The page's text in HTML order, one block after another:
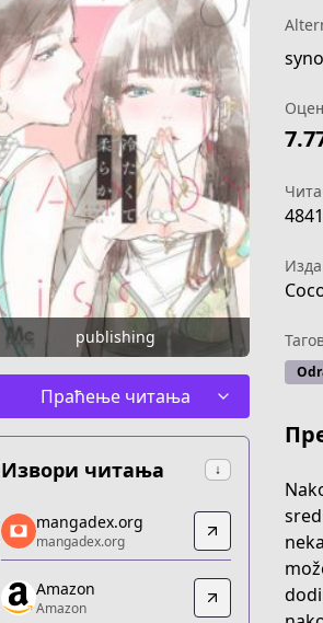
publishing
Праћење читања
Извори читања ↓
mangadex.org
mangadex.org
https://mangadex.org/title/36bd3ec2-
Amazon
mangadex.org
mangadex.org
Amazon
Amazon
4841